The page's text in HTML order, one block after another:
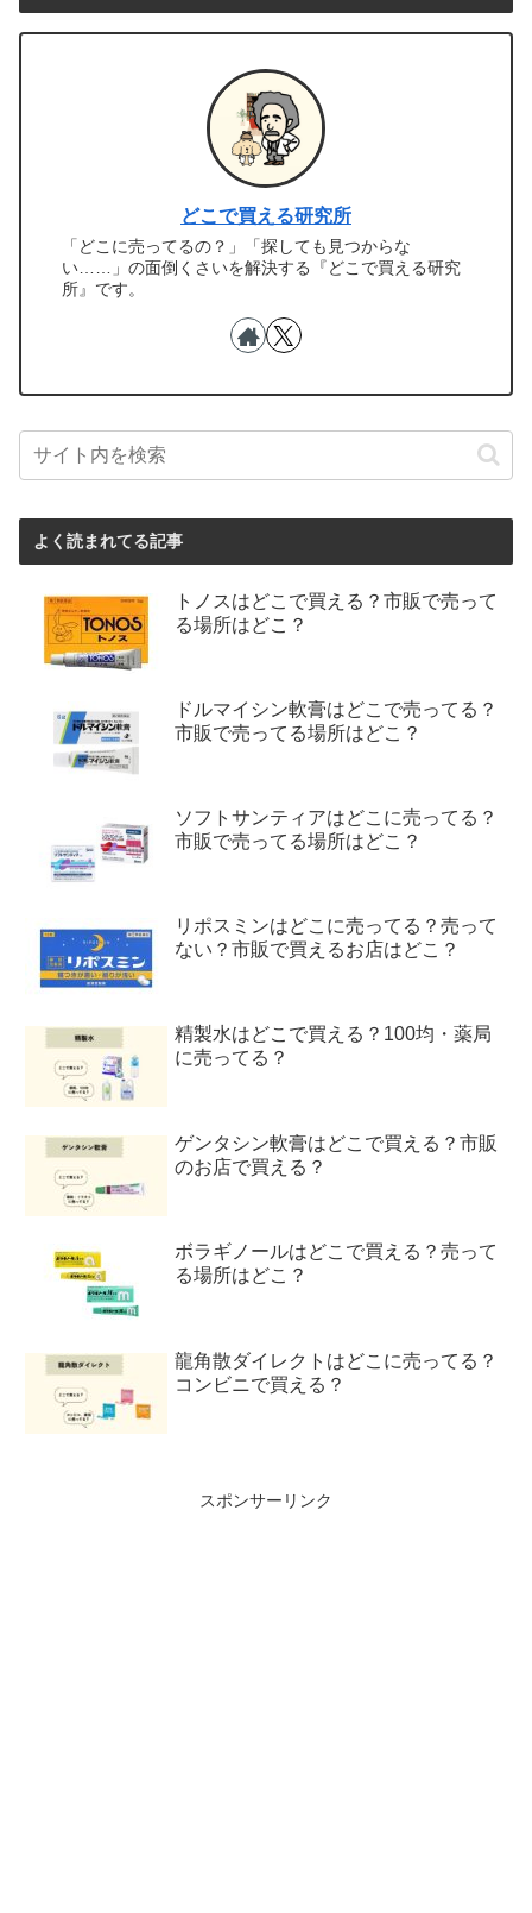
どこで買える研究所
「どこに売ってるの？」「探しても見つからな
い……」の面倒くさいを解決する『どこで買える研究
所』です。
よく読まれてる記事
トノスはどこで買える？市販で売って
る場所はどこ？
ドルマイシン軟膏はどこで売ってる？
市販で売ってる場所はどこ？
ソフトサンティアはどこに売ってる？
市販で売ってる場所はどこ？
リポスミンはどこに売ってる？売って
ない？市販で買えるお店はどこ？
精製水はどこで買える？100均・薬局
に売ってる？
ゲンタシン軟膏はどこで買える？市販
のお店で買える？
ボラギノールはどこで買える？売って
る場所はどこ？
龍角散ダイレクトはどこに売ってる？
コンビニで買える？
スポンサーリンク